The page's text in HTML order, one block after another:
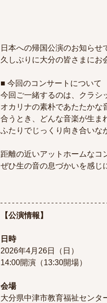
日本への帰国公演のお知らせ
久しぶりに大分の皆さまにお
■ 今回のコンサートについて
今回ご一緒するのは、クラシ
オカリナの素朴であたたかな
合うとき、どんな音楽が生ま
ふたりでじっくり向き合いな
距離の近いアットホームなコ
ぜひ生の音の息づかいを感じ
【公演情報】
日時
2026年4月26日（日）
14:00開演（13:30開場）
会場
大分県中津市教育福祉センタ